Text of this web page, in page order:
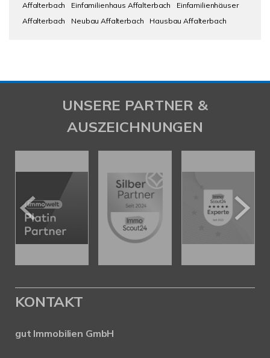
Affalterbach
Einfamilienhaus Affalterbach
Einfamilienhäuser
Affalterbach
Neubau Affalterbach Hausbau Affalterbach
UNSERE PARTNER &
AUSZEICHNUNGEN
KONTAKT
gut Immobilien GmbH